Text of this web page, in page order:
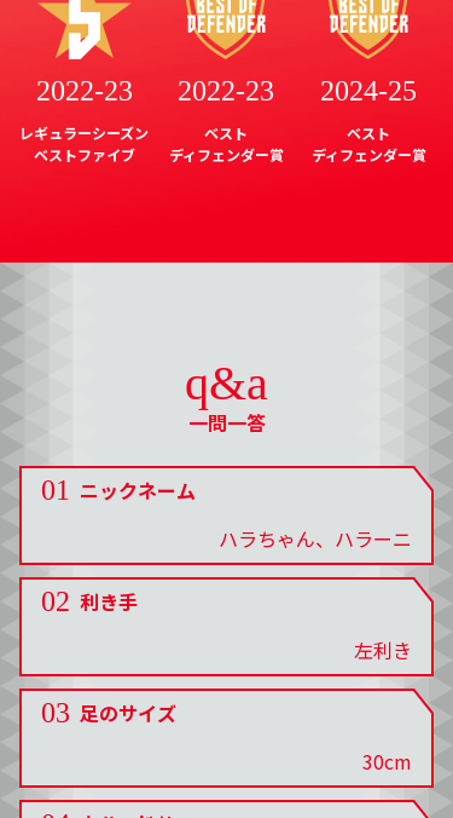
2022-23
レギュラーシーズン
ベストファイブ
2022-23
ベスト
ディフェンダー賞
2024-25
ベスト
ディフェンダー賞
q&a
一問一答
01 ニックネーム
ハラちゃん、ハラーニ
02 利き手
左利き
03 足のサイズ
30cm